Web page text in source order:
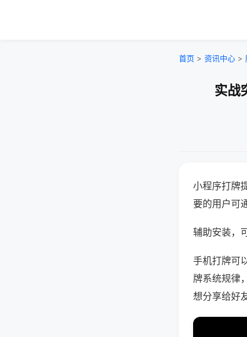
首页 > 资讯中心 >
实战
小程序打牌
要的用户可
辅助安装，
手机打牌可
牌系统规律
想分享给好